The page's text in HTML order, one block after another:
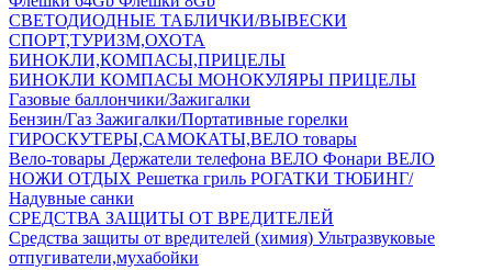
СВЕТОДИОДНЫЕ ТАБЛИЧКИ/ВЫВЕСКИ
СПОРТ,ТУРИЗМ,ОХОТА
БИНОКЛИ,КОМПАСЫ,ПРИЦЕЛЫ
БИНОКЛИ КОМПАСЫ МОНОКУЛЯРЫ ПРИЦЕЛЫ
Газовые баллончики/Зажигалки
Бензин/Газ Зажигалки/Портативные горелки
ГИРОСКУТЕРЫ,САМОКАТЫ,ВЕЛО товары
Вело-товары Держатели телефона ВЕЛО Фонари ВЕЛО
НОЖИ ОТДЫХ Решетка гриль РОГАТКИ ТЮБИНГ/
Надувные санки
СРЕДСТВА ЗАЩИТЫ ОТ ВРЕДИТЕЛЕЙ
Средства защиты от вредителей (химия) Ультразвуковые
отпугиватели,мухабойки